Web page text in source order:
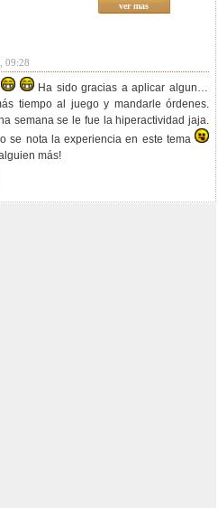
ver mas
09:28
Ha sido gracias a aplicar algunos
tiempo al juego y mandarle órdenes.
semana se le fue la hiperactividad jaja.
se nota la experiencia en este tema
más!